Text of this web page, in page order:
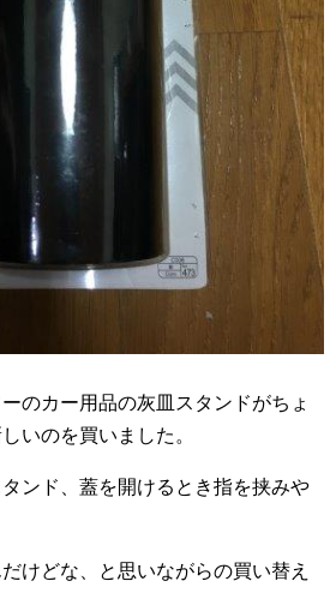
のカー用品の灰皿スタンドがちょ
いのを買いました。
ンド、蓋を開けるとき指を挟みや
けどな、と思いながらの買い替え